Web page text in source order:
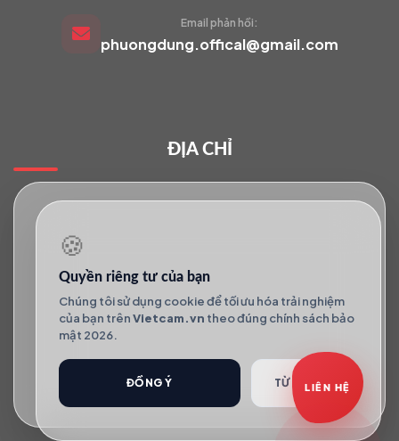
LIÊN HỆ
Email phản hồi:
phuongdung.offical@gmail.com
ĐỊA CHỈ
🍪
Quyền riêng tư của bạn
Chúng tôi sử dụng cookie để tối ưu hóa trải nghiệm
của bạn trênVietcam.vn theo đúng chính sách bảo
mật 2026.
ĐỒNG Ý TỪ CHỐI